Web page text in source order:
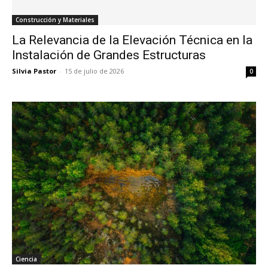
Construcción y Materiales
La Relevancia de la Elevación Técnica en la
Instalación de Grandes Estructuras
Silvia Pastor - 15 de julio de 2026 0
Ciencia